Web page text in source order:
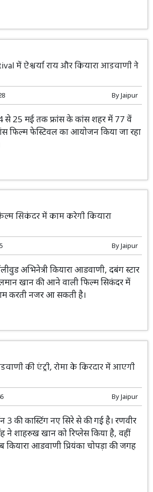
में ऐश्वर्या राय और कियारा आडवाणी ने
ByJaipur
से 25 मई तक फ्रांस के कांस शहर में 77 वें
फिल्म फेस्टिवल का आयोजन किया जा रहा
सिकंदर में काम करेगी कियारा
ByJaipur
अभिनेत्री कियारा आडवाणी, दबंग स्टार
खान की आने वाली फिल्म सिकंदर में
करती नजर आ सकती है।
की एंट्री, रोमा के किरदार में आएगी
ByJaipur
3 की कास्टिंग नए सिरे से की गई है। रणवीर
ने शाहरुख खान को रिप्लेस किया है, वहीं
कियारा आडवाणी प्रियंका चोपड़ा की जगह